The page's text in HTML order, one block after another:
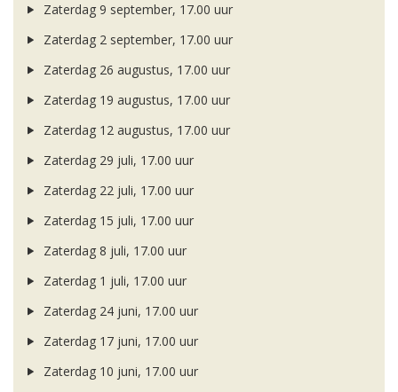
Zaterdag 9 september, 17.00 uur
Zaterdag 2 september, 17.00 uur
Zaterdag 26 augustus, 17.00 uur
Zaterdag 19 augustus, 17.00 uur
Zaterdag 12 augustus, 17.00 uur
Zaterdag 29 juli, 17.00 uur
Zaterdag 22 juli, 17.00 uur
Zaterdag 15 juli, 17.00 uur
Zaterdag 8 juli, 17.00 uur
Zaterdag 1 juli, 17.00 uur
Zaterdag 24 juni, 17.00 uur
Zaterdag 17 juni, 17.00 uur
Zaterdag 10 juni, 17.00 uur